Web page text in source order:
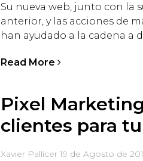
Su nueva web, junto con la
anterior, y las acciones de
han ayudado a la cadena a
Read More
Pixel
clientes para
Xavier Pallicer 19 de Agosto de